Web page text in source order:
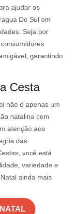
ajudar os
Do Sul em
Seja por
garantindo
Cesta
não é apenas um
natalina com
atenção aos
das
você está
variedade e
ainda mais